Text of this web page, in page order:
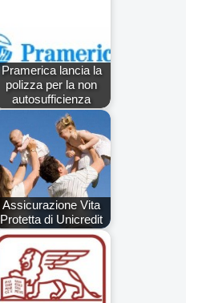
Pramerica lancia la
polizza per la non
autosufficienza
Assicurazione Vita
Protetta di Unicredit